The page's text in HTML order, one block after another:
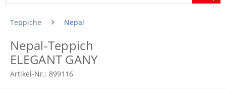
Teppiche Nepal
Nepal-Teppich
ELEGANT GANY
Artikel-Nr.: 899116